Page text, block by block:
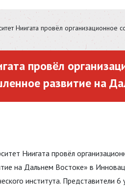
Ниигата провёл
провёл
развитие на
Ниигата провёл
на Дальнем Востоке» в
института. Представители